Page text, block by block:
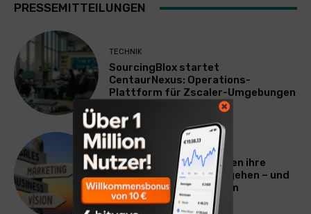
PRESSEMITTEILUNGEN
TECHNIK
SourcingBlox startet
CentaurNexus: Operations-
Plattform für Zscaler-Umgebungen
WERBUNG & MARKETING
Warum viele Unternehmen ihre
Vermarktung falsch angehen – und
warum das ihr Wachstum
ausbremst